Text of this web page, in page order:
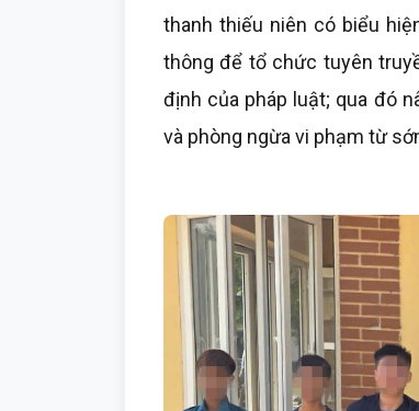
thanh thiếu niên có biểu
thông để tổ chức tuyên
định của pháp luật; qua đó
và phòng ngừa vi phạm từ